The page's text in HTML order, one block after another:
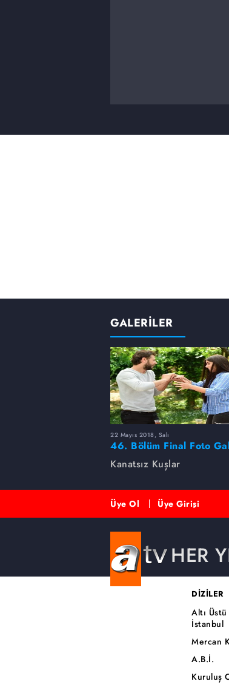
GALERİLER
22 Mayıs 2018, Salı
46. Bölüm Final Foto
Kanatsız Kuşlar
Üye Ol Üye Girişi
HER
DİZİLER
Altı Üstü
İstanbul
Mercan
A.B.İ.
Kuruluş